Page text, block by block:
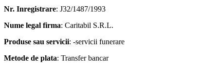
Nr. Inregistrare: J32/1487/1993
Nume legal firma: Caritabil S.R.L.
Produse sau servicii: -servicii funerare
Metode de plata: Transfer bancar